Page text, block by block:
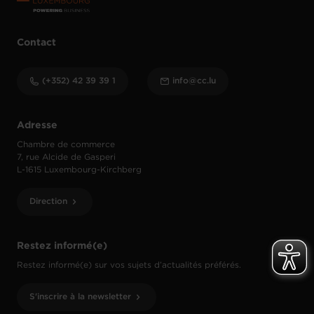
Restez informé(e)
Restez informé(e) sur vos sujets d’actualités préférés.
S'inscrire à la newsletter
Adresse
Chambre de commerce
7, rue Alcide de Gasperi
L-1615 Luxembourg-Kirchberg
Direction
Contact
(+352) 42 39 39 1 info@cc.lu